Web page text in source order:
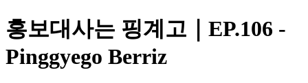
홍보대사는 핑계고｜EP.106 -
Pinggyego Berriz